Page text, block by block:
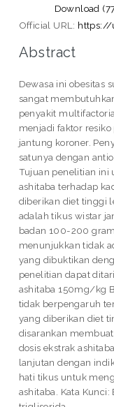
Download
Official URL: https://
Abstract
Dewasa ini obesitas
sangat
penyakit
menjadi faktor
jantung koroner.
satunya dengan
Tujuan penelitian ini
ashitaba terhadap
diberikan diet tinggi
adalah tikus wistar
badan 100-200
menunjukkan tidak
yang dibuktikan
penelitian dapat
ashitaba 150mg/kg
tidak berpengaruh
yang diberikan diet
disarankan
dosis ekstrak
lanjutan dengan
hati tikus untuk
ashitaba. Kata